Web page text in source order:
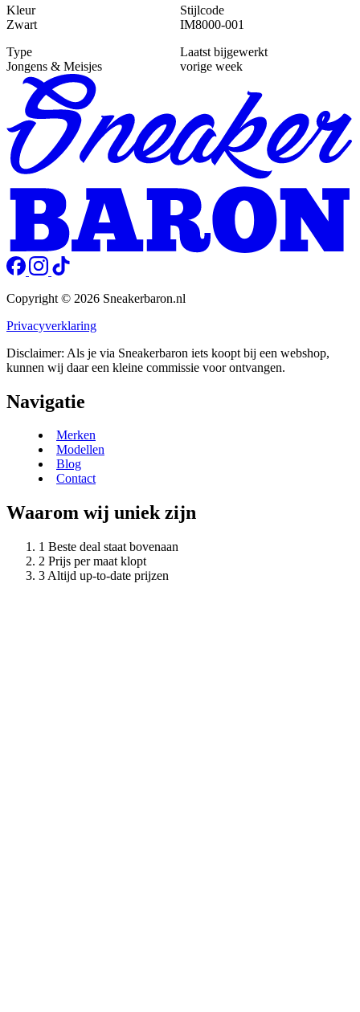
Kleur
Zwart
Stijlcode
IM8000-001
Type
Jongens & Meisjes
Laatst bijgewerkt
vorige week
Copyright © 2026 Sneakerbaron.nl
Privacyverklaring
Disclaimer: Als je via Sneakerbaron iets koopt bij een webshop,
kunnen wij daar een kleine commissie voor ontvangen.
Navigatie
Merken
Modellen
Blog
Contact
Waarom wij uniek zijn
Beste deal staat bovenaan
Prijs per maat klopt
Altijd up-to-date prijzen